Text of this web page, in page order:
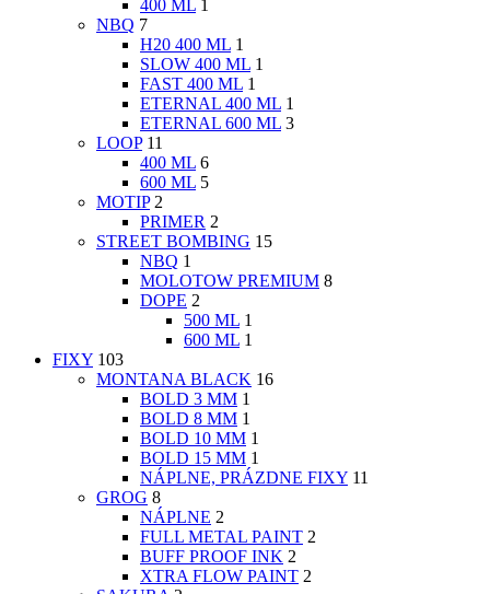
400 ML 1
NBQ 7
H20 400 ML 1
SLOW 400 ML 1
FAST 400 ML 1
ETERNAL 400 ML 1
ETERNAL 600 ML 3
LOOP 11
400 ML 6
600 ML 5
MOTIP 2
PRIMER 2
STREET BOMBING 15
NBQ 1
MOLOTOW PREMIUM 8
DOPE 2
500 ML 1
600 ML 1
FIXY 103
MONTANA BLACK 16
BOLD 3 MM 1
BOLD 8 MM 1
BOLD 10 MM 1
BOLD 15 MM 1
NÁPLNE, PRÁZDNE FIXY 11
GROG 8
NÁPLNE 2
FULL METAL PAINT 2
BUFF PROOF INK 2
XTRA FLOW PAINT 2